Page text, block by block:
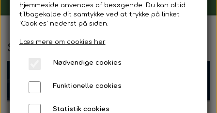
Gavekort
Mad ud af huset
Mindestund
Sildebord torsdag d.20 august
hjemmeside anvendes af besøgende. Du kan altid
tilbagekalde dit samtykke ved at trykke på linket
'Cookies' nederst på siden.
Læs mere om cookies her
Nødvendige cookies
Funktionelle cookies
Statistik cookies